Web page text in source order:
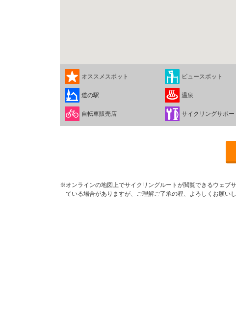
オススメスポット ビュースポット
道の駅 温泉
自転車販売店 サイクリングサポー
※オンラインの地図上でサイクリングルートが閲覧できるウェブ
ている場合がありますが、ご理解ご了承の程、よろしくお願いし